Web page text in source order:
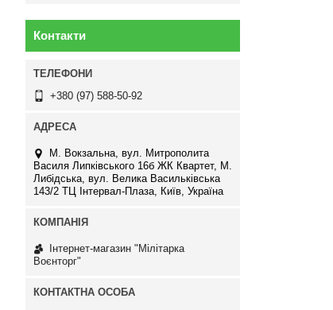
Контакти
+380 (97) 588-50-92
М. Вокзальна, вул. Митрополита
Василя Липківського 16б ЖК Квартет, М.
Либідська, вул. Велика Васильківська
143/2 ТЦ Інтервал-Плаза, Київ, Україна
Інтернет-магазин "Мілітарка
Воєнторг"